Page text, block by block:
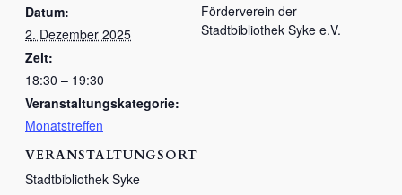
Datum:
2. Dezember 2025
Zeit:
18:30 – 19:30
Veranstaltungskategorie:
Monatstreffen
VERANSTALTUNGSORT
Stadtbibliothek Syke
Förderverein der
Stadtbibliothek Syke e.V.